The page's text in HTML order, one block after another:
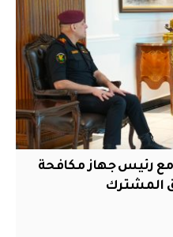
مع رئيس جهاز مكافحة
المشترك